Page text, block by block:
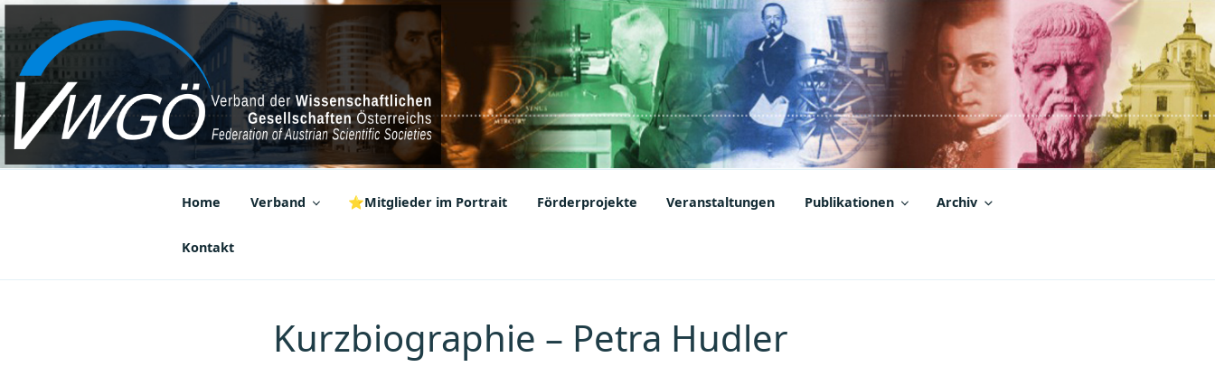
Zum
Inhalt
springen
VWGÖ
Federation of Austrian Scientific Societies
Home Verband ⭐Mitglieder im Portrait Förderprojekte Veranstaltungen Publikationen Archiv
Kontakt
Kurzbiographie – Petra Hudler